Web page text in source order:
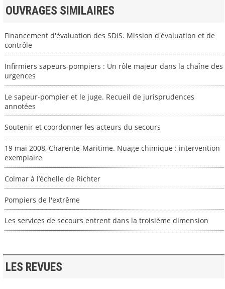
OUVRAGES SIMILAIRES
Financement d'évaluation des SDIS. Mission d'évaluation et de
contrôle
Infirmiers sapeurs-pompiers : Un rôle majeur dans la chaîne des
urgences
Le sapeur-pompier et le juge. Recueil de jurisprudences
annotées
Soutenir et coordonner les acteurs du secours
19 mai 2008, Charente-Maritime. Nuage chimique : intervention
exemplaire
Colmar à l’échelle de Richter
Pompiers de l'extrême
Les services de secours entrent dans la troisième dimension
LES REVUES